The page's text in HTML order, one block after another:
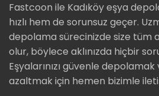
Fastcoon ile Kadıköy eşya
hızlı hem de sorunsuz geçer.
depolama sürecinizde size tüm
olur, böylece aklınızda hiçbir
Eşyalarınızı güvenle
azaltmak için hemen bizimle